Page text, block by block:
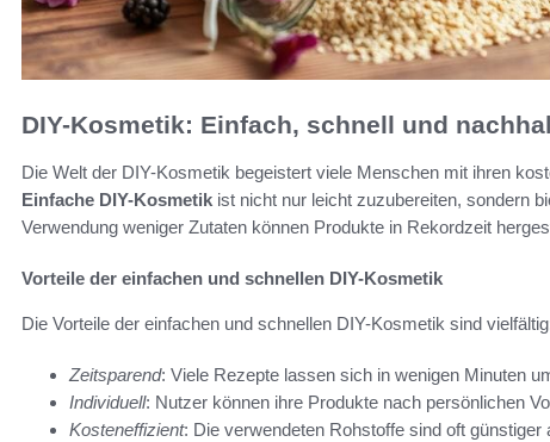
DIY-Kosmetik: Einfach, schnell und
Die Welt der DIY-Kosmetik begeistert viele Menschen mit ihren
Einfache DIY-Kosmetik ist nicht nur leicht zuzubereiten, sondern
Verwendung weniger Zutaten können Produkte in Rekordzeit
Vorteile der einfachen und schnellen DIY-Kosmetik
Die Vorteile der einfachen und schnellen DIY-Kosmetik sind
Zeitsparend: Viele Rezepte lassen sich in wenigen Minuten
Individuell: Nutzer können ihre Produkte nach persönlichen
Kosteneffizient: Die verwendeten Rohstoffe sind oft